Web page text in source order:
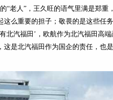
“老人”，王久旺的语气里满是郑重
么重要的担子；敬畏的是这些任
北汽福田’，欧航作为北汽福田高
是北汽福田作为国企的责任，也